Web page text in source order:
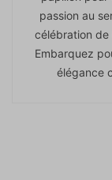
passion au
célébration
Embarquez
élégance